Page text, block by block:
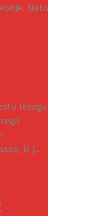
Nato
levega
ki j...